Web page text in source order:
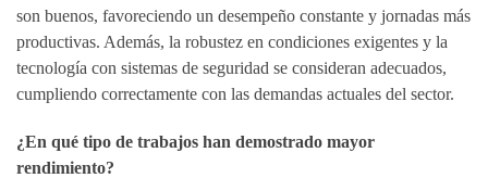
son buenos, favoreciendo un desempeño constante y jornadas más
productivas. Además, la robustez en condiciones exigentes y la
tecnología con sistemas de seguridad se consideran adecuados,
cumpliendo correctamente con las demandas actuales del sector.
¿En qué tipo de trabajos han demostrado mayor
rendimiento?